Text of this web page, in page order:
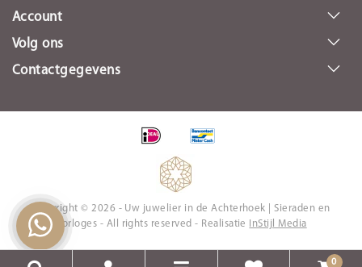
Account
Volg ons
Contactgegevens
Copyright © 2026 - Uw juwelier in de Achterhoek | Sieraden en
Horloges - All rights reserved - Realisatie
InStijl Media
0